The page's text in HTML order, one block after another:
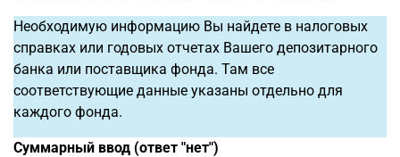
Необходимую информацию Вы найдете в налоговых
справках или годовых отчетах Вашего депозитарного
банка или поставщика фонда. Там все
соответствующие данные указаны отдельно для
каждого фонда.
Суммарный ввод (ответ "нет")